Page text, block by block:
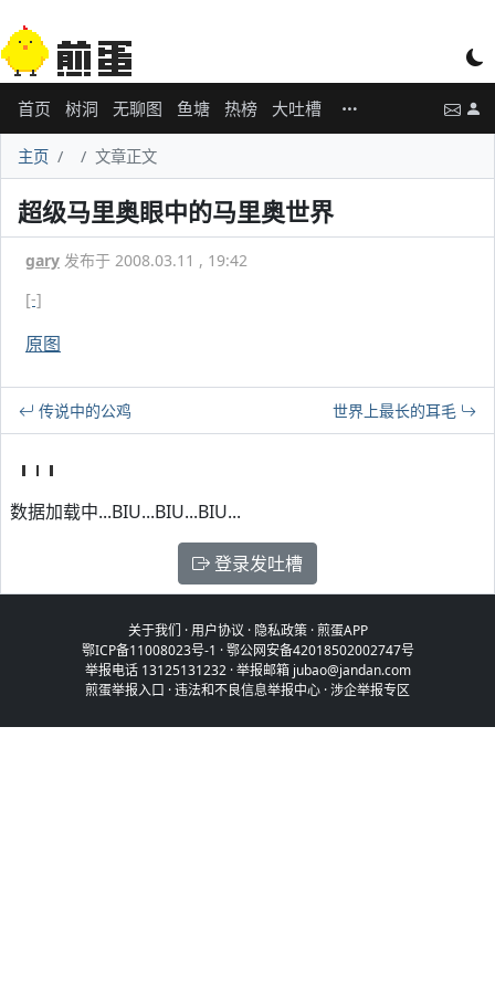
首页 树洞 无聊图 鱼塘 热榜 大吐槽
主页 文章正文
超级马里奥眼中的马里奥世界
gary 发布于 2008.03.11 , 19:42
[-]
原图
传说中的公鸡 世界上最长的耳毛
数据加载中...BIU...BIU...BIU...
登录发吐槽
关于我们 ·用户协议 · 隐私政策·煎蛋APP
鄂ICP备11008023号-1 ·鄂公网安备42018502002747号
举报电话 13125131232 · 举报邮箱 jubao@jandan.com
煎蛋举报入口 ·违法和不良信息举报中心 ·涉企举报专区